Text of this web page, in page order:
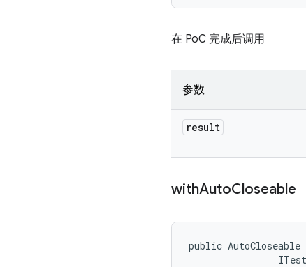
在 PoC 完成后调用
参数
result
withAutoCloseable
public